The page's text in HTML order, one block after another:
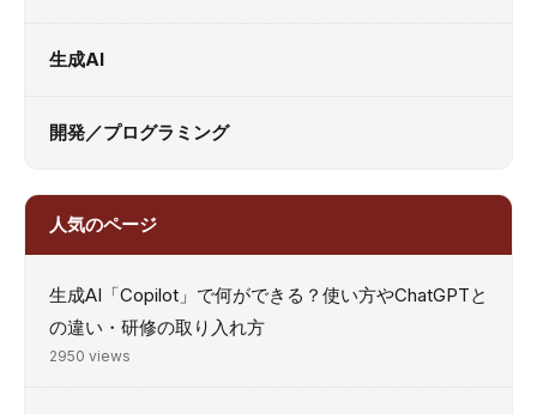
生成AI
開発／プログラミング
人気のページ
生成AI「Copilot」で何ができる？使い方やChatGPTと
の違い・研修の取り入れ方
2950 views